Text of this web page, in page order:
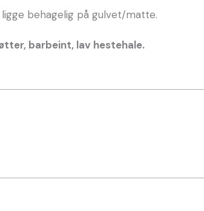
behagelig på gulvet/matte.
barbeint, lav hestehale.